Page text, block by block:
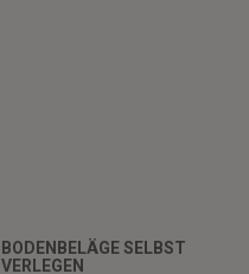
BODENBELÄGE SELBST
VERLEGEN